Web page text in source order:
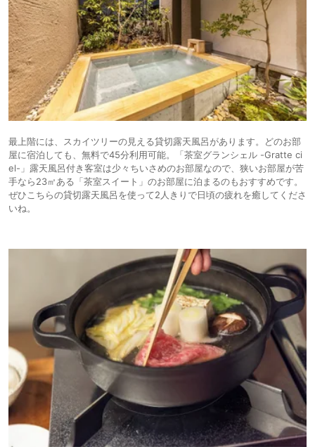
最上階には、スカイツリーの見える貸切露天風呂があります。どのお部
屋に宿泊しても、無料で45分利用可能。「茶室グランシェル -Gratte ci
el-」露天風呂付き客室は少々ちいさめのお部屋なので、狭いお部屋が苦
手なら23㎡ある「茶室スイート」のお部屋に泊まるのもおすすめです。
ぜひこちらの貸切露天風呂を使って2人きりで日頃の疲れを癒してくださ
いね。